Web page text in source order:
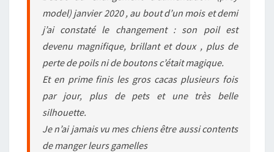
model) janvier 2020 , au bout d’un mois et demi
j’ai constaté le changement : son poil est
devenu magnifique, brillant et doux , plus de
perte de poils ni de boutons c’était magique.
Et en prime finis les gros cacas plusieurs fois
par jour, plus de pets et une très belle
silhouette.
Je n’ai jamais vu mes chiens être aussi contents
de manger leurs gamelles